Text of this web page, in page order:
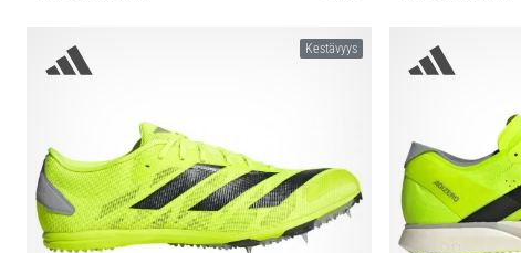
Kestävyys